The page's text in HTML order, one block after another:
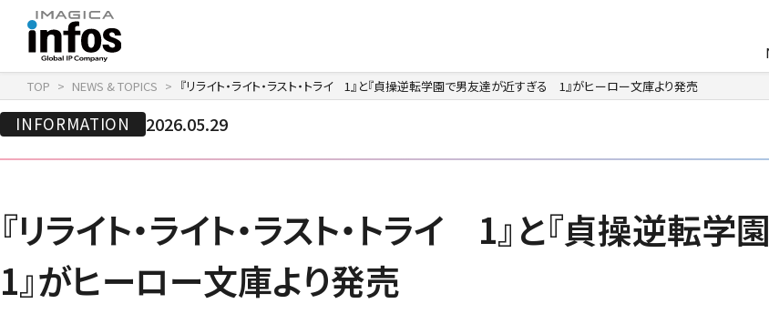
IP / MEDIA
事業紹介
COMPANY
会社情報
RECRUIT
採用情報
新卒採用
TOP NEWS & TOPICS 『リライト・ライト・ラスト・トライ 1』と『貞操逆転学園で男友達が近すぎる 1』がヒーロー文庫より発売
INFORMATION 2026.05.29
『リライト・ライト・ラスト・トライ 1』と『貞操逆転
1』がヒーロー文庫より発売